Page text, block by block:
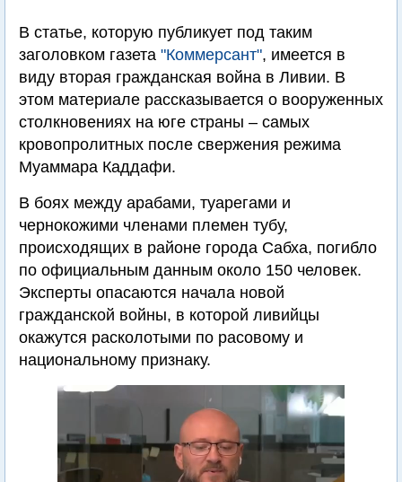
В статье, которую публикует под таким
заголовком газета "Коммерсант", имеется в
виду вторая гражданская война в Ливии. В
этом материале рассказывается о вооруженных
столкновениях на юге страны – самых
кровопролитных после свержения режима
Муаммара Каддафи.
В боях между арабами, туарегами и
чернокожими членами племен тубу,
происходящих в районе города Сабха, погибло
по официальным данным около 150 человек.
Эксперты опасаются начала новой
гражданской войны, в которой ливийцы
окажутся расколотыми по расовому и
национальному признаку.